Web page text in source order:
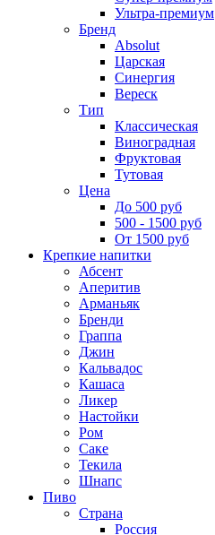
Ультра-премиум
Бренд
Absolut
Царская
Синергия
Вереск
Тип
Классическая
Виноградная
Фруктовая
Тутовая
Цена
До 500 руб
500 - 1500 руб
От 1500 руб
Крепкие напитки
Абсент
Аперитив
Арманьяк
Бренди
Граппа
Джин
Кальвадос
Кашаса
Ликер
Настойки
Ром
Саке
Текила
Шнапс
Пиво
Страна
Россия